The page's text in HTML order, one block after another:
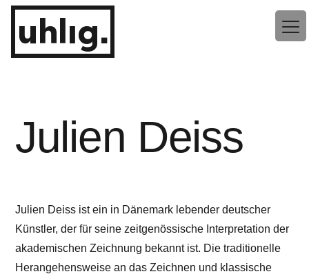
Zum
Inhalt
springenuhlig.
Julien Deiss
Julien Deiss ist ein in Dänemark lebender deutscher
Künstler, der für seine zeitgenössische Interpretation der
akademischen Zeichnung bekannt ist. Die traditionelle
Herangehensweise an das Zeichnen und klassische